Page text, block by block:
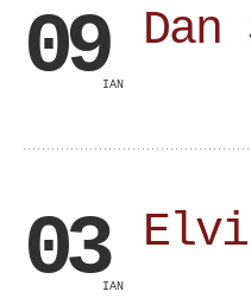
09IAN
Dan
03IAN